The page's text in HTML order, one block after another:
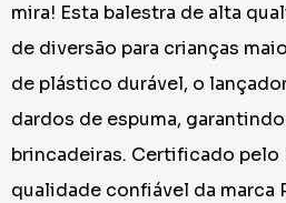
mira! Esta balestra de alta
de diversão para crianças
de plástico durável, o
dardos de espuma,
brincadeiras. Certificado pelo
qualidade confiável da marca